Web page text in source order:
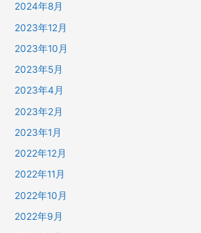
2024年8月
2023年12月
2023年10月
2023年5月
2023年4月
2023年2月
2023年1月
2022年12月
2022年11月
2022年10月
2022年9月